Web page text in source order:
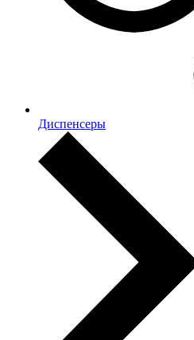
Диспенсеры